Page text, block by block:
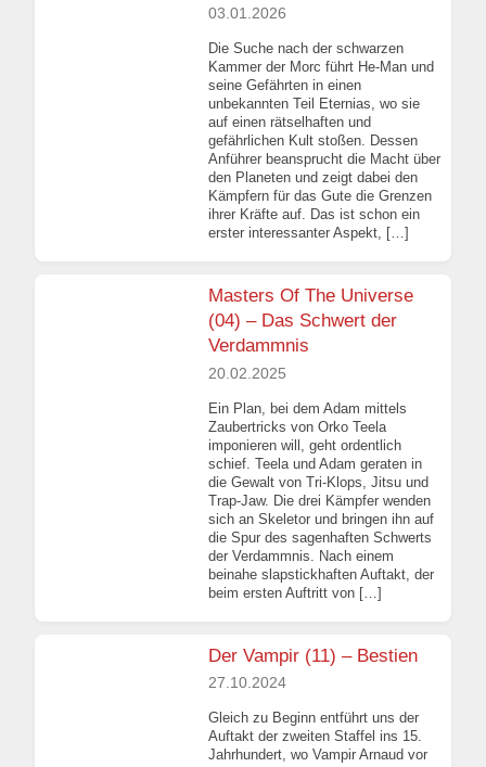
03.01.2026
Die Suche nach der schwarzen
Kammer der Morc führt He-Man und
seine Gefährten in einen
unbekannten Teil Eternias, wo sie
auf einen rätselhaften und
gefährlichen Kult stoßen. Dessen
Anführer beansprucht die Macht über
den Planeten und zeigt dabei den
Kämpfern für das Gute die Grenzen
ihrer Kräfte auf. Das ist schon ein
erster interessanter Aspekt, […]
Masters Of The Universe
(04) – Das Schwert der
Verdammnis
20.02.2025
Ein Plan, bei dem Adam mittels
Zaubertricks von Orko Teela
imponieren will, geht ordentlich
schief. Teela und Adam geraten in
die Gewalt von Tri-Klops, Jitsu und
Trap-Jaw. Die drei Kämpfer wenden
sich an Skeletor und bringen ihn auf
die Spur des sagenhaften Schwerts
der Verdammnis. Nach einem
beinahe slapstickhaften Auftakt, der
beim ersten Auftritt von […]
Der Vampir (11) – Bestien
27.10.2024
Gleich zu Beginn entführt uns der
Auftakt der zweiten Staffel ins 15.
Jahrhundert, wo Vampir Arnaud vor